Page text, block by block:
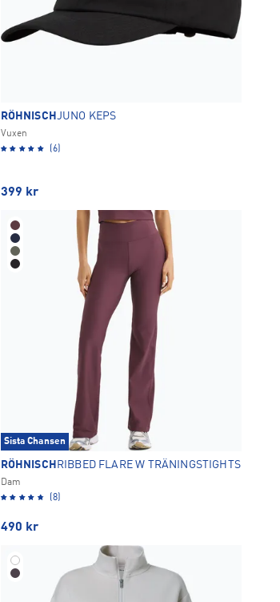
RÖHNISCH JUNO KEPS
Vuxen
(6)
399 kr
Sista Chansen
RÖHNISCH RIBBED FLARE W TRÄNINGSTIGHTS
Dam
(8)
490 kr